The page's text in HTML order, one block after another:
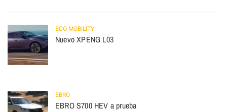
ECO MOBILITY
Nuevo XPENG L03
EBRO
EBRO S700 HEV a prueba